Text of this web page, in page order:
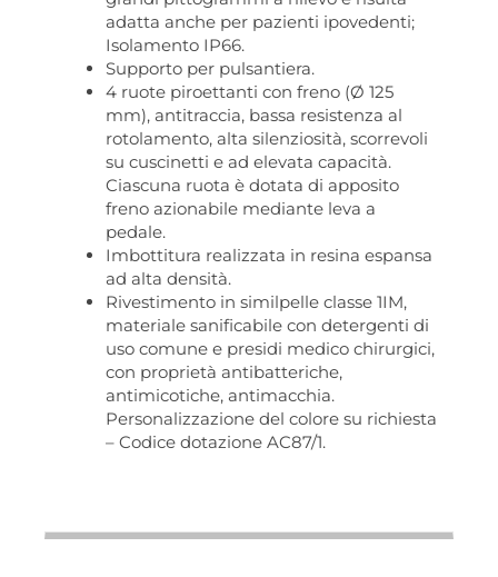
adatta anche per pazienti ipovedenti;
Isolamento IP66.
Supporto per pulsantiera.
4 ruote piroettanti con freno (Ø 125
mm), antitraccia, bassa resistenza al
rotolamento, alta silenziosità, scorrevoli
su cuscinetti e ad elevata capacità.
Ciascuna ruota è dotata di apposito
freno azionabile mediante leva a
pedale.
Imbottitura realizzata in resina espansa
ad alta densità.
Rivestimento in similpelle classe 1IM,
materiale sanificabile con detergenti di
uso comune e presidi medico chirurgici,
con proprietà antibatteriche,
antimicotiche, antimacchia.
Personalizzazione del colore su richiesta
– Codice dotazione AC87/1.